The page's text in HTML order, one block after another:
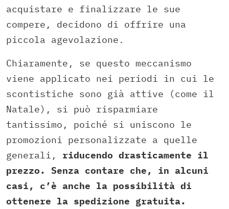
acquistare e finalizzare le sue
compere, decidono di offrire una
piccola agevolazione.
Chiaramente, se questo meccanismo
viene applicato nei periodi in cui le
scontistiche sono già attive (come il
Natale), si può risparmiare
tantissimo, poiché si uniscono le
promozioni personalizzate a quelle
generali,
riducendo drasticamente il
prezzo. Senza contare che, in alcuni
casi, c’è anche la possibilità di
ottenere la spedizione gratuita.